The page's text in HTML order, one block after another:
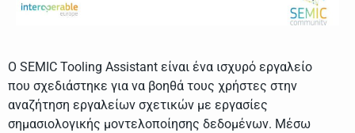
Ο SEMIC Tooling Assistant είναι ένα ισχυρό εργαλείο
που σχεδιάστηκε για να βοηθά τους χρήστες στην
αναζήτηση εργαλείων σχετικών με εργασίες
σημασιολογικής μοντελοποίησης δεδομένων. Μέσω